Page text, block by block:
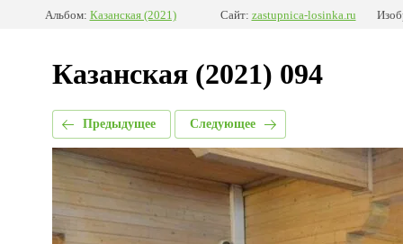
Альбом: Казанская (2021) Сайт: zastupnica-losinka.ru
Казанская (2021) 094
Предыдущее Следующее